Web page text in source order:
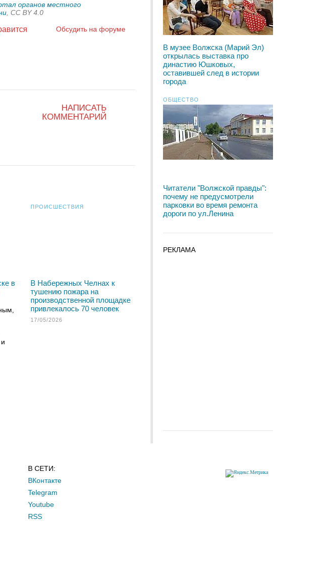
органов местного
, CC BY 4.0
Обсудить на форуме
НАПИСАТЬ
КОММЕНТАРИЙ
в
ПРОИСШЕСТВИЯ
В Набережных Челнах к
тушению пожара на
производственной площадке
привлекалось 70 человек
17/05/2026
В музее Волжска (Марий Эл)
открылась выставка про
династию Юшковых,
оставившей след в истории
города
ОБЩЕСТВО
Читатели "Волжской правды":
почему не предусмотрели
парковки во время ремонта
дороги по ул.Ленина
РЕКЛАМА
В СЕТИ:
ВКонтакте
Telegram
Youtube
RSS